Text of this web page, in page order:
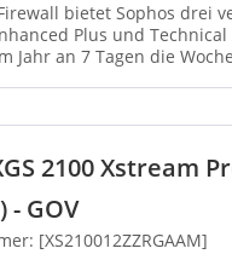
bietet Sophos drei
Plus und
Jahr an 7 Tagen die
2100 Xstream
- GOV
[XS210012ZZRGAAM]